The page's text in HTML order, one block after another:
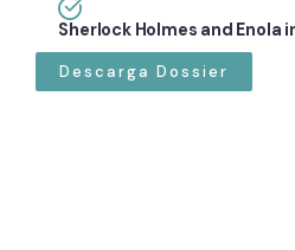
Sherlock Holmes and Enola
Descarga Dossier